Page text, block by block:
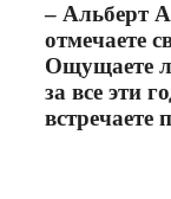
– Альберт
отмечаете
Ощущаете
за все эти
встречаете